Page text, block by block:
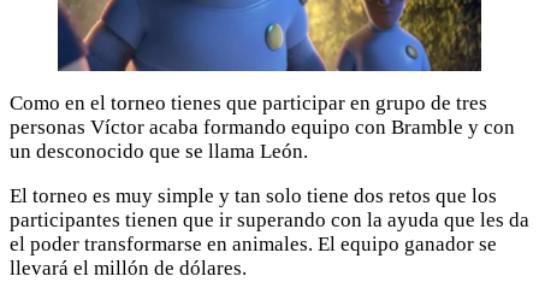
Como en el torneo tienes que participar en grupo de tres
personas Víctor acaba formando equipo con Bramble y con
un desconocido que se llama León.
El torneo es muy simple y tan solo tiene dos retos que los
participantes tienen que ir superando con la ayuda que les da
el poder transformarse en animales. El equipo ganador se
llevará el millón de dólares.